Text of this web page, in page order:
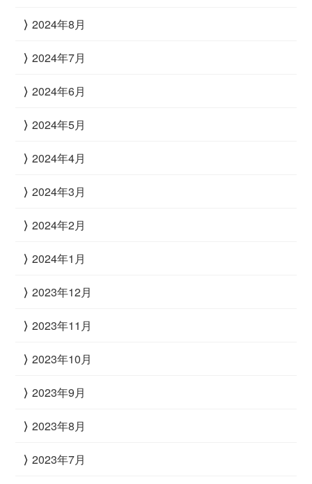
2024年8月
2024年7月
2024年6月
2024年5月
2024年4月
2024年3月
2024年2月
2024年1月
2023年12月
2023年11月
2023年10月
2023年9月
2023年8月
2023年7月